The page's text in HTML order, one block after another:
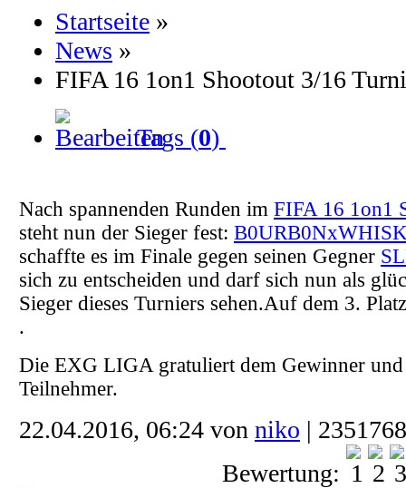
Startseite »
News »
FIFA 16 1on1 Shootout 3/16
Tags (0)
Nach spannenden Runden im FIFA 16 1on1
steht nun der Sieger fest:
schaffte es im Finale gegen seinen Gegner
sich zu entscheiden und darf sich nun als
Sieger dieses Turniers sehen.Auf dem 3.
.
Die EXG LIGA gratuliert dem Gewinner und
Teilnehmer.
22.04.2016, 06:24 von niko |
Bewertung: